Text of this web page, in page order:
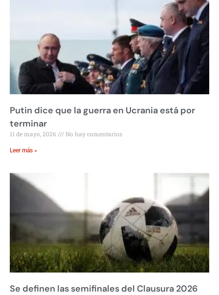
Putin dice que la guerra en Ucrania está por
terminar
11 de mayo, 2026 No hay comentarios
Leer más »
Se definen las semifinales del Clausura 2026